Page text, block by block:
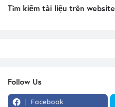
Tìm kiếm tài liệu trên website
Follow Us
Facebook